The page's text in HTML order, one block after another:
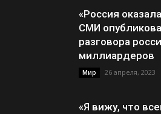
«Россия
СМИ
разговора
миллиардеров
Мир 26 апреля, 2023
«Я вижу, что